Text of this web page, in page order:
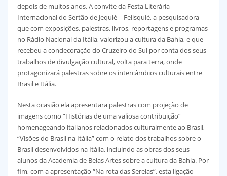
depois de muitos anos. A convite da Festa Literária
Internacional do Sertão de Jequié – Felisquié, a pesquisadora
que com exposições, palestras, livros, reportagens e programas
no Rádio Nacional da Itália, valorizou a cultura da Bahia, e que
recebeu a condecoração do Cruzeiro do Sul por conta dos seus
trabalhos de divulgação cultural, volta para terra, onde
protagonizará palestras sobre os intercâmbios culturais entre
Brasil e Itália.
Nesta ocasião ela apresentara palestras com projeção de
imagens como “Histórias de uma valiosa contribuição”
homenageando italianos relacionados culturalmente ao Brasil,
“Visões do Brasil na Itália” com o relato dos trabalhos sobre o
Brasil desenvolvidos na Itália, incluindo as obras dos seus
alunos da Academia de Belas Artes sobre a cultura da Bahia. Por
fim, com a apresentação “Na rota das Sereias”, esta ligação